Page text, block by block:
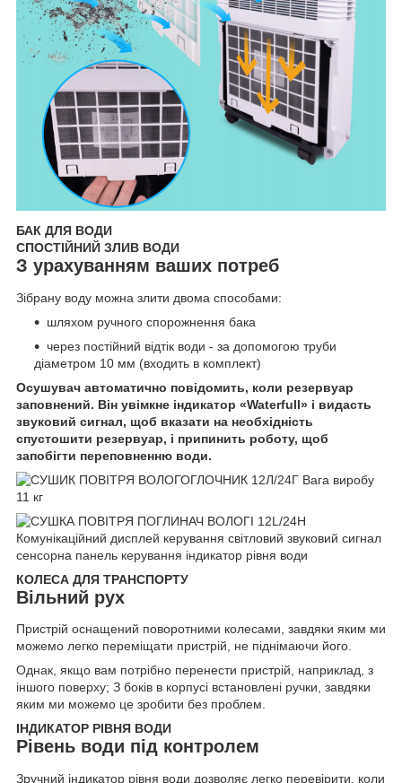
БАК ДЛЯ ВОДИ
СПОСТІЙНИЙ ЗЛИВ ВОДИ
З урахуванням ваших потреб
Зібрану воду можна злити двома способами:
шляхом ручного спорожнення бака
через постійний відтік води - за допомогою труби
діаметром 10 мм (входить в комплект)
Осушувач автоматично повідомить, коли резервуар
заповнений. Він увімкне індикатор «Waterfull» і видасть
звуковий сигнал, щоб вказати на необхідність
спустошити резервуар, і припинить роботу, щоб
запобігти переповненню води.
КОЛЕСА ДЛЯ ТРАНСПОРТУ
Вільний рух
Пристрій оснащений поворотними колесами, завдяки яким ми
можемо легко переміщати пристрій, не піднімаючи його.
Однак, якщо вам потрібно перенести пристрій, наприклад, з
іншого поверху; З боків в корпусі встановлені ручки, завдяки
яким ми можемо це зробити без проблем.
ІНДИКАТОР РІВНЯ ВОДИ
Рівень води під контролем
Зручний індикатор рівня води дозволяє легко перевірити, коли